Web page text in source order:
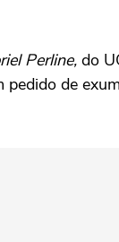
Perline, do
de